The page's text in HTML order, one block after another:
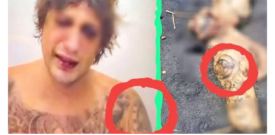
Bali
Identifikasi
Korban
Ihor
Komarov
Asal
Ukraina